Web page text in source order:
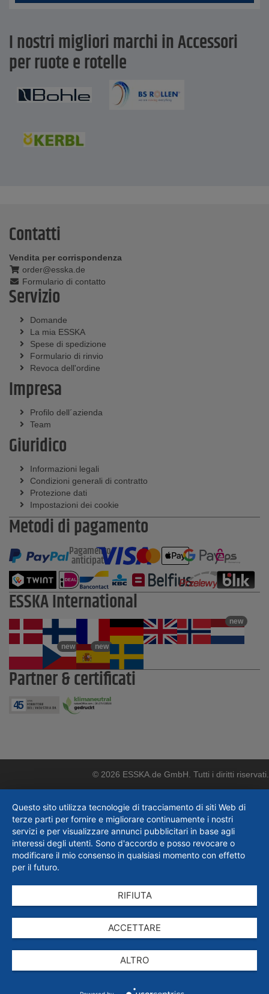
I nostri migliori marchi in Accessori
per ruote e rotelle
Contatti
Vendita per corrispondenza
order@esska.de
Formulario di contatto
Servizio
Domande
La mia ESSKA
Spese di spedizione
Formulario di rinvio
Revoca dell'ordine
Impresa
Profilo dell´azienda
Team
Giuridico
Informazioni legali
Condizioni generali di contratto
Protezione dati
Impostazioni dei cookie
Metodi di pagamento
Pagamento
anticipato
ESSKA International
new
new new
Partner & certificati
© 2026 ESSKA.de GmbH. Tutti i diritti riservati.
Questo sito utilizza tecnologie di tracciamento di siti Web di
terze parti per fornire e migliorare continuamente i nostri
servizi e per visualizzare annunci pubblicitari in base agli
interessi degli utenti. Sono d'accordo e posso revocare o
modificare il mio consenso in qualsiasi momento con effetto
per il futuro.
RIFIUTA
ACCETTARE
ALTRO